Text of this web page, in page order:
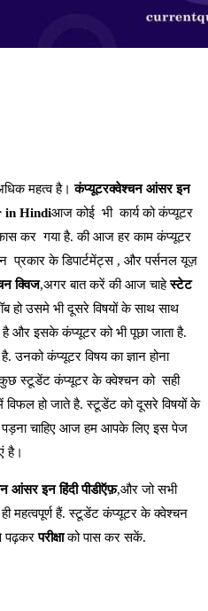
महत्व है। कंप्यूटरक्वेश्चन आंसर इन
in Hindiआज कोई भी कार्य को कंप्यूटर
कर गया है. की आज हर काम कंप्यूटर
प्रकार के डिपार्टमेंट्स , और पर्सनल यूज़
क्विज,अगर बात करें की आज चाहेस्टेट
हो उसमे भी दूसरे विषयों के साथ साथ
है और इसके कंप्यूटर को भी पूछा जाता है.
उनको कंप्यूटर विषय का ज्ञान होना
स्टूडेंट कंप्यूटर के क्वेश्चन को सही
विफल हो जाते है. स्टूडेंट को दूसरे विषयों के
पड़ना चाहिए आज हम आपके लिए इस पेज
है।
आंसर इन हिंदी पीडीऍफ़,और जो सभी
महत्वपूर्ण हैं. स्टूडेंट कंप्यूटर के क्वेश्चन
पढ़करपरीक्षाको पास कर सकें.